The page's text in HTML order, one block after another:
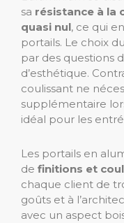
sa résistance à la
quasi nul, ce qui
portails. Le choix
par des questions
d’esthétique.
coulissant ne
supplémentaire
idéal pour les
Les portails en
de finitions et
chaque client de
goûts et à
avec un aspect